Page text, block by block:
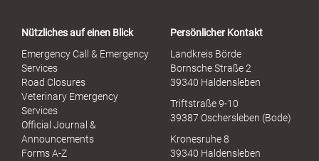
S
Nützliches auf einen Blick
Emergency Call & Emergency
Services
Road Closures
Veterinary Emergency
Services
Official Journal &
Announcements
Forms A-Z
Persönlicher Kontakt
Landkreis Börde
Bornsche Straße 2
39340 Haldensleben
Triftstraße 9-10
39387 Oschersleben (Bode)
Kronesruhe 8
39340 Haldensleben